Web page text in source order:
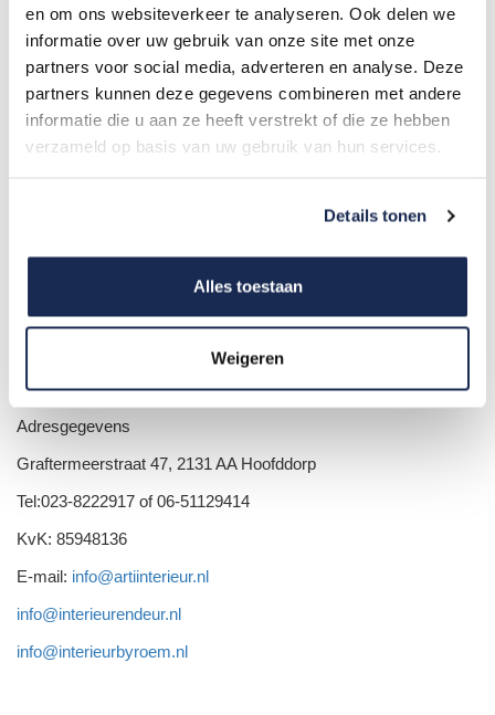
en om ons websiteverkeer te analyseren. Ook delen we
informatie over uw gebruik van onze site met onze
partners voor social media, adverteren en analyse. Deze
partners kunnen deze gegevens combineren met andere
informatie die u aan ze heeft verstrekt of die ze hebben
verzameld op basis van uw gebruik van hun services.
Details tonen
Alles toestaan
Weigeren
Over Arti-Interieur:
Vrijdag: 9.00 - 17.00
Van 11 t/m 24 augustus is Arti-Interieur gesloten.
Adresgegevens
Graftermeerstraat 47, 2131 AA Hoofddorp
Tel:023-8222917 of 06-51129414
KvK: 85948136
E-mail: info@artiinterieur.nl
info@interieurendeur.nl
info@interieurbyroem.nl